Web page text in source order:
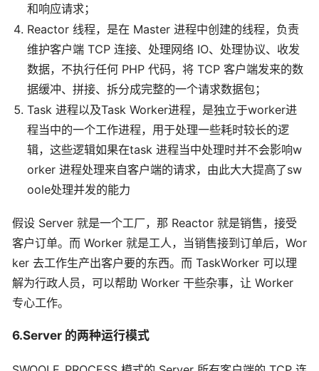
和响应请求；
Reactor 线程，是在 Master 进程中创建的线程，负责
维护客户端 TCP 连接、处理网络 IO、处理协议、收发
数据，不执行任何 PHP 代码，将 TCP 客户端发来的数
据缓冲、拼接、拆分成完整的一个请求数据包；
Task 进程以及Task Worker进程，是独立于worker进
程当中的一个工作进程，用于处理一些耗时较长的逻
辑，这些逻辑如果在task 进程当中处理时并不会影响w
orker 进程处理来自客户端的请求，由此大大提高了sw
oole处理并发的能力
假设 Server 就是一个工厂，那 Reactor 就是销售，接受
客户订单。而 Worker 就是工人，当销售接到订单后，Wor
ker 去工作生产出客户要的东西。而 TaskWorker 可以理
解为行政人员，可以帮助 Worker 干些杂事，让 Worker
专心工作。
6.Server 的两种运行模式